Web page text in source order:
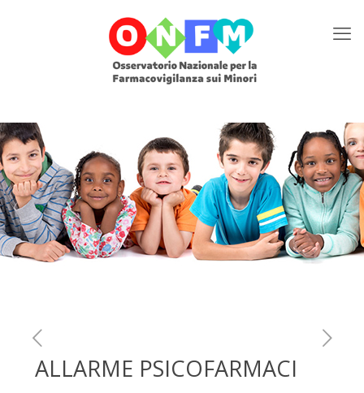
ALLARME PSICOFARMACI